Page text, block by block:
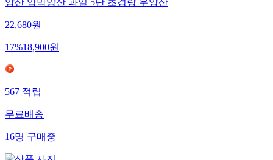
양산 암막양산 과일 5단 초경량 우양산
22,680원
17%18,900원
567적립
무료배송
16명구매중